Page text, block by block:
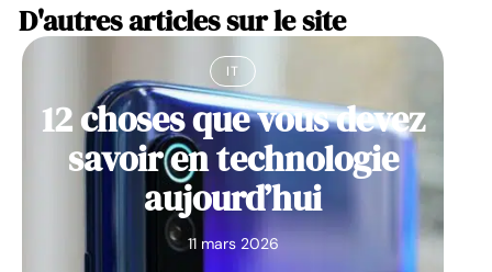
D'autres articles sur le site
IT
12 choses que vous devez
savoir en technologie
aujourd’hui
11 mars 2026